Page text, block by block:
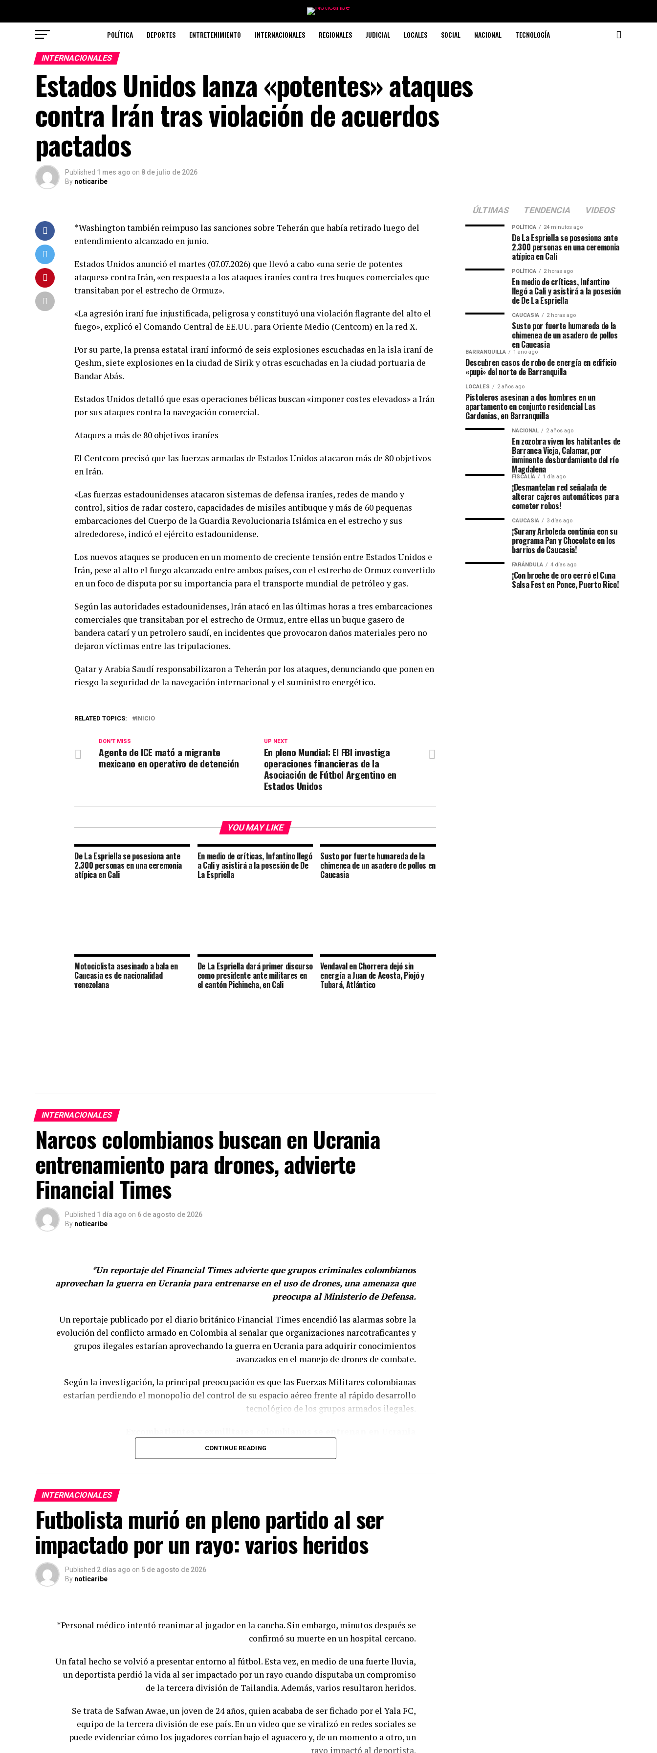
POLÍTICA DEPORTES ENTRETENIMIENTO INTERNACIONALES REGIONALES JUDICIAL LOCALES SOCIAL NACIONAL TECNOLOGÍA
INTERNACIONALES
Estados Unidos lanza «potentes» ataques
contra Irán tras violación de acuerdos
pactados
Published 1 mes ago on 8 de julio de 2026
By noticaribe
*Washington también reimpuso las sanciones sobre Teherán que había retirado luego del
entendimiento alcanzado en junio.
Estados Unidos anunció el martes (07.07.2026) que llevó a cabo «una serie de potentes
ataques» contra Irán, «en respuesta a los ataques iraníes contra tres buques comerciales que
transitaban por el estrecho de Ormuz».
«La agresión iraní fue injustificada, peligrosa y constituyó una violación flagrante del alto el
fuego», explicó el Comando Central de EE.UU. para Oriente Medio (Centcom) en la red X.
Por su parte, la prensa estatal iraní informó de seis explosiones escuchadas en la isla iraní de
Qeshm, siete explosiones en la ciudad de Sirik y otras escuchadas en la ciudad portuaria de
Bandar Abás.
Estados Unidos detalló que esas operaciones bélicas buscan «imponer costes elevados» a Irán
por sus ataques contra la navegación comercial.
Ataques a más de 80 objetivos iraníes
El Centcom precisó que las fuerzas armadas de Estados Unidos atacaron más de 80 objetivos
en Irán.
«Las fuerzas estadounidenses atacaron sistemas de defensa iraníes, redes de mando y
control, sitios de radar costero, capacidades de misiles antibuque y más de 60 pequeñas
embarcaciones del Cuerpo de la Guardia Revolucionaria Islámica en el estrecho y sus
alrededores», indicó el ejército estadounidense.
Los nuevos ataques se producen en un momento de creciente tensión entre Estados Unidos e
Irán, pese al alto el fuego alcanzado entre ambos países, con el estrecho de Ormuz convertido
en un foco de disputa por su importancia para el transporte mundial de petróleo y gas.
Según las autoridades estadounidenses, Irán atacó en las últimas horas a tres embarcaciones
comerciales que transitaban por el estrecho de Ormuz, entre ellas un buque gasero de
bandera catarí y un petrolero saudí, en incidentes que provocaron daños materiales pero no
dejaron víctimas entre las tripulaciones.
Qatar y Arabia Saudí responsabilizaron a Teherán por los ataques, denunciando que ponen en
riesgo la seguridad de la navegación internacional y el suministro energético.
RELATED TOPICS: INICIO
UP NEXT
En pleno Mundial: El FBI investiga
operaciones financieras de la
Asociación de Fútbol Argentino en
Estados Unidos
DON'T MISS
Agente de ICE mató a migrante
mexicano en operativo de detención
YOU MAY LIKE
De La Espriella se posesiona ante
2.300 personas en una ceremonia
atípica en Cali
En medio de críticas, Infantino llegó
a Cali y asistirá a la posesión de De
La Espriella
Susto por fuerte humareda de la
chimenea de un asadero de pollos en
Caucasia
Motociclista asesinado a bala en
Caucasia es de nacionalidad
venezolana
De La Espriella dará primer discurso
como presidente ante militares en
el cantón Pichincha, en Cali
Vendaval en Chorrera dejó sin
energía a Juan de Acosta, Piojó y
Tubará, Atlántico
INTERNACIONALES
Narcos colombianos buscan en Ucrania
entrenamiento para drones, advierte
Financial Times
Published 1 día ago on 6 de agosto de 2026
By noticaribe
*Un reportaje del Financial Times advierte que grupos criminales colombianos
aprovechan la guerra en Ucrania para entrenarse en el uso de drones, una amenaza que
preocupa al Ministerio de Defensa.
Un reportaje publicado por el diario británico Financial Times encendió las alarmas sobre la
evolución del conflicto armado en Colombia al señalar que organizaciones narcotraficantes y
grupos ilegales estarían aprovechando la guerra en Ucrania para adquirir conocimientos
avanzados en el manejo de drones de combate.
Según la investigación, la principal preocupación es que las Fuerzas Militares colombianas
estarían perdiendo el monopolio del control de su espacio aéreo frente al rápido desarrollo
tecnológico de los grupos armados ilegales.
De acuerdo con la publicación, la experiencia adquirida en el campo de batalla ucraniano
podría trasladarse posteriormente al conflicto colombiano, tal como ocurrió con la
revolución tecnológica que estos dispositivos han generado en la guerra entre Ucrania y
El principal entrevistado del reportaje es el ministro de Defensa, Pedro Sánchez, quien
La investigación explica que las autoridades colombianas han adoptado algunas medidas
para contener la amenaza, entre ellas restricciones a la importación de drones y el desarrollo
de sistemas para interferir las frecuencias utilizadas por estos dispositivos.
Sin embargo, el Financial Times sostiene que existe una importante debilidad en la
estrategia del Estado: la falta de mecanismos para controlar el regreso al país de personas
que recibieron entrenamiento especializado durante la guerra en Ucrania.
Drones con comunicaciones cifradas
CONTINUE READING
INTERNACIONALES
Futbolista murió en pleno partido al ser
impactado por un rayo: varios heridos
Published 2 días ago on 5 de agosto de 2026
By noticaribe
*Personal médico intentó reanimar al jugador en la cancha. Sin embargo, minutos después se
confirmó su muerte en un hospital cercano.
Un fatal hecho se volvió a presentar entorno al fútbol. Esta vez, en medio de una fuerte lluvia,
un deportista perdió la vida al ser impactado por un rayo cuando disputaba un compromiso
de la tercera división de Tailandia. Además, varios resultaron heridos.
Se trata de Safwan Awae, un joven de 24 años, quien acababa de ser fichado por el Yala FC,
equipo de la tercera división de ese país. En un video que se viralizó en redes sociales se
puede evidenciar cómo los jugadores corrían bajo el aguacero y, de un momento a otro, un
rayo impactó al deportista.
ÚLTIMAS TENDENCIA VIDEOS
POLÍTICA 24 minutos ago
De La Espriella se posesiona ante
2.300 personas en una ceremonia
atípica en Cali
POLÍTICA 2 horas ago
En medio de críticas, Infantino
llegó a Cali y asistirá a la posesión
de De La Espriella
CAUCASIA 2 horas ago
Susto por fuerte humareda de la
chimenea de un asadero de pollos
en Caucasia
BARRANQUILLA 1 año ago
Descubren casos de robo de energía en edificio
«pupi» del norte de Barranquilla
LOCALES 2 años ago
Pistoleros asesinan a dos hombres en un
apartamento en conjunto residencial Las
Gardenias, en Barranquilla
NACIONAL 2 años ago
En zozobra viven los habitantes de
Barranca Vieja, Calamar, por
inminente desbordamiento del río
Magdalena
FISCALÍA 1 día ago
¡Desmantelan red señalada de
alterar cajeros automáticos para
cometer robos!
CAUCASIA 3 días ago
¡Surany Arboleda continúa con su
programa Pan y Chocolate en los
barrios de Caucasia!
FARÁNDULA 4 días ago
¡Con broche de oro cerró el Cuna
Salsa Fest en Ponce, Puerto Rico!